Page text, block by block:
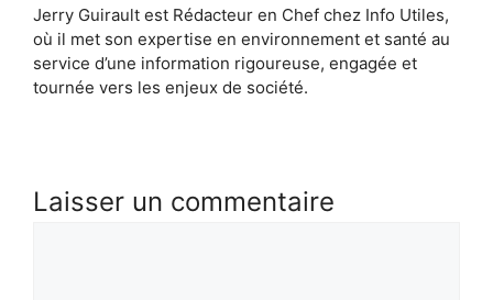
Jerry Guirault est Rédacteur en Chef chez Info Utiles,
où il met son expertise en environnement et santé au
service d’une information rigoureuse, engagée et
tournée vers les enjeux de société.
Laisser un commentaire